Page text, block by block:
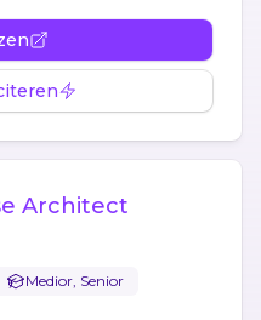
Architect
Medior, Senior